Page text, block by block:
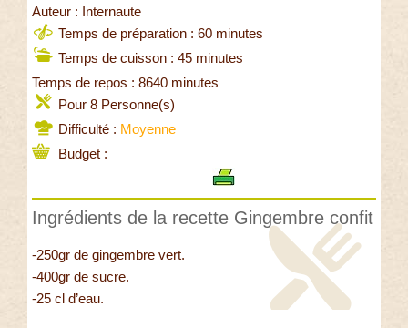
Auteur : Internaute
Temps de préparation : 60 minutes
Temps de cuisson : 45 minutes
Temps de repos : 8640 minutes
Pour 8 Personne(s)
Difficulté : Moyenne
Budget :
Ingrédients de la recette Gingembre confit
-250gr de gingembre vert.
-400gr de sucre.
-25 cl d’eau.